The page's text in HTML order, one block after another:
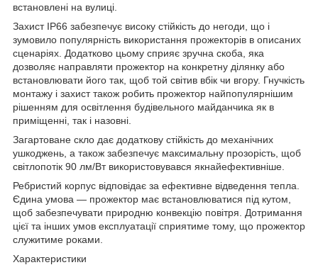
встановлені на вулиці.
Захист IP66 забезпечує високу стійкість до негоди, що і
зумовило популярність використання прожекторів в описаних
сценаріях. Додатково цьому сприяє зручна скоба, яка
дозволяє направляти прожектор на конкретну ділянку або
встановлювати його так, щоб той світив вбік чи вгору. Гнучкість
монтажу і захист також робить прожектор найпопулярнішим
рішенням для освітлення будівельного майданчика як в
приміщенні, так і назовні.
Загартоване скло дає додаткову стійкість до механічних
ушкоджень, а також забезпечує максимальну прозорість, щоб
світлопотік 90 лм/Вт використовувався якнайефективніше.
Ребристий корпус відповідає за ефективне відведення тепла.
Єдина умова — прожектор має встановлюватися під кутом,
щоб забезпечувати природню конвекцію повітря. Дотримання
цієї та інших умов експлуатації сприятиме тому, що прожектор
служитиме роками.
Характеристики